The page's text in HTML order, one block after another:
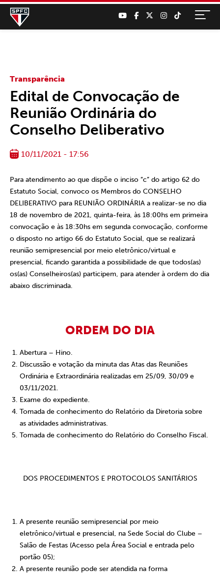
Transparência
Edital de Convocação de
Reunião Ordinária do
Conselho Deliberativo
10/11/2021 - 17:56
Para atendimento ao que dispõe o inciso “c” do artigo 62 do
Estatuto Social, convoco os Membros do CONSELHO
DELIBERATIVO para REUNIÃO ORDINÁRIA a realizar-se no dia
18 de novembro de 2021, quinta-feira, às 18:00hs em primeira
convocação e às 18:30hs em segunda convocação, conforme
o disposto no artigo 66 do Estatuto Social, que se realizará
reunião semipresencial por meio eletrônico/virtual e
presencial, ficando garantida a possibilidade de que todos(as)
os(as) Conselheiros(as) participem, para atender à ordem do dia
abaixo discriminada.
ORDEM DO DIA
Abertura – Hino.
Discussão e votação da minuta das Atas das Reuniões
Ordinária e Extraordinária realizadas em 25/09, 30/09 e
03/11/2021.
Exame do expediente.
Tomada de conhecimento do Relatório da Diretoria sobre
as atividades administrativas.
Tomada de conhecimento do Relatório do Conselho Fiscal.
DOS PROCEDIMENTOS E PROTOCOLOS SANITÁRIOS
A presente reunião semipresencial por meio
eletrônico/virtual e presencial, na Sede Social do Clube –
Salão de Festas (Acesso pela Área Social e entrada pelo
portão 05);
A presente reunião pode ser atendida na forma